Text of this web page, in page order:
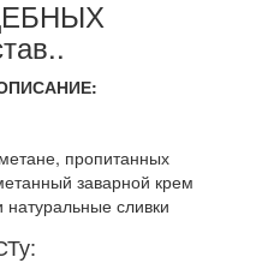
пропитанных
заварной крем
сливки